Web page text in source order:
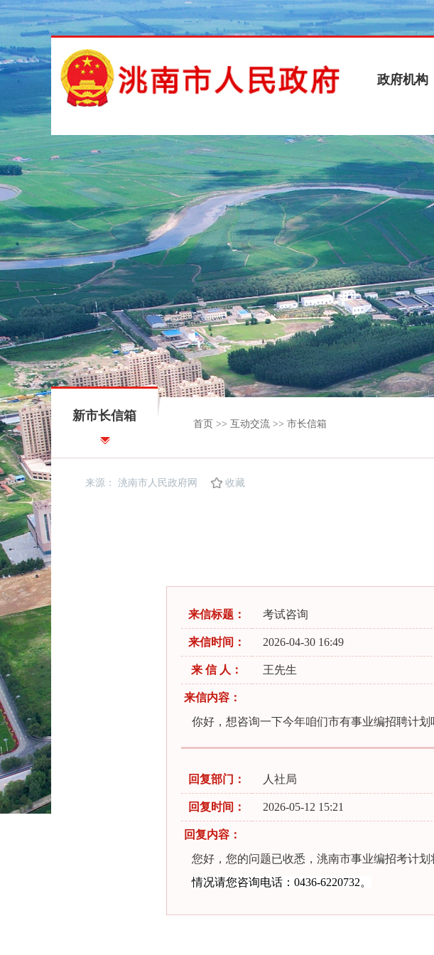
政府机构
新市长信箱
首页 >> 互动交流 >> 市长信箱
来源： 洮南市人民政府网 收藏
来信标题： 考试咨询
来信时间： 2026-04-30 16:49
来 信 人： 王先生
来信内容：
你好，想咨询一下今年咱们市有事业编招聘计划
回复部门： 人社局
回复时间： 2026-05-12 15:21
回复内容：
您好，您的问题已收悉，洮南市事业编招考计
情况请您咨询电话：0436-6220732。